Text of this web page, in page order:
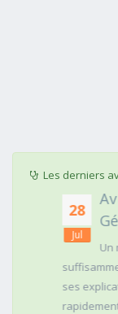
Les derniers
Avis
Un
ses